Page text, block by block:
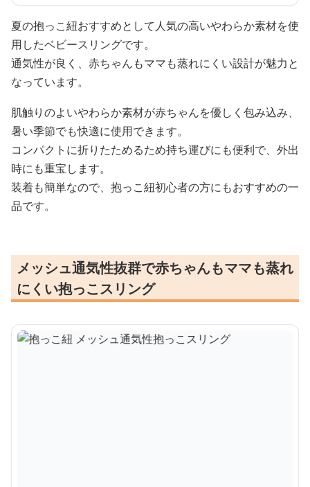
夏の抱っこ紐おすすめとして人気の高いやわらか素材を使
用したベビースリングです。
通気性が良く、赤ちゃんもママも蒸れにくい設計が魅力と
なっています。
肌触りのよいやわらか素材が赤ちゃんを優しく包み込み、
暑い季節でも快適に使用できます。
コンパクトに折りたためるため持ち運びにも便利で、外出
時にも重宝します。
装着も簡単なので、抱っこ紐初心者の方にもおすすめの一
品です。
メッシュ通気性抜群で赤ちゃんもママも蒸れ
にくい抱っこスリング